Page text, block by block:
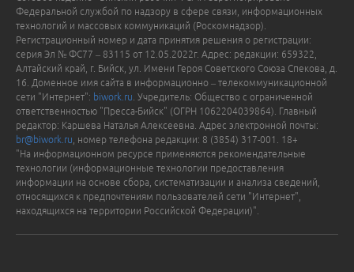
Федеральной службой по надзору в сфере связи, информационных
технологий и массовых коммуникаций (Роскомнадзор).
Регистрационный номер и дата принятия решения о регистрации:
серия Эл № ФС77 – 83115 от 12.05.2022г. Адрес: редакции: 659322,
Алтайский край, г. Бийск, ул. Имени Героя Советского Союза Спекова, д.
16. Доменное имя сайта в информационно – телекоммуникационной
сети "Интернет": biwork.ru . Учредитель: Общество с ограниченной
ответственностью "Пресса-Бийск" (ОГРН 1062204039864). Главный
редактор: Каршева Наталья Алексеевна. Адрес электронной почты:
br@biwork.ru , номер телефона редакции: 8 (3854) 317-001. 18+
"На информационном ресурсе применяются рекомендательные
технологии (информационные технологии предоставления
информации на основе сбора, систематизации и анализа сведений,
относящихся к предпочтениям пользователей сети "Интернет",
находящихся на территории Российской Федерации)".